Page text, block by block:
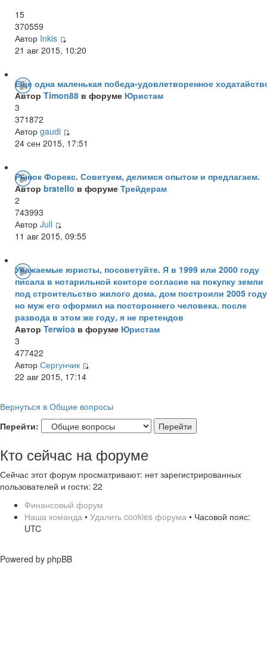
15
370559
Автор Inkis
21 авг 2015, 10:20
Еще одна маленькая победа-удовлетворенное
Автор Timon88 в форуме Юристам
3
371872
Автор gaudi
24 сен 2015, 17:51
Рынок Форекс. Советуем, делимся опытом и предлагаем.
Автор bratello в форуме Трейдерам
2
743993
Автор Jull
11 авг 2015, 09:55
Уважаемые юристы, посоветуйте. Я в 1999 или 2000 году
писала в нотарильной конторе согласие на покупку земли
под строительство жилого дома. дом построили 2005
но муж его оформил на постороннего человека. после
развода в этом же году, я не претендов
Автор Terwioa в форуме Юристам
3
477422
Автор Сергунчик
22 авг 2015, 17:14
Вернуться в Общие вопросы
Перейти:
Кто сейчас на форуме
Сейчас этот форум просматривают: нет зарегистрированных
пользователей и гости: 22
Финансовый форум
Наша команда • Удалить cookies форума • Часовой пояс:
UTC
Powered by phpBB